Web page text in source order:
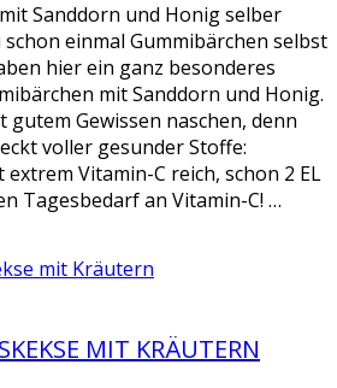
Sanddorn und Honig selber
schon einmal Gummibärchen selbst
hier ein ganz besonderes
mit Sanddorn und Honig.
gutem Gewissen naschen, denn
voller gesunder Stoffe:
Vitamin-C reich, schon 2 EL
Tagesbedarf an Vitamin-C! …
MIT KRÄUTERN